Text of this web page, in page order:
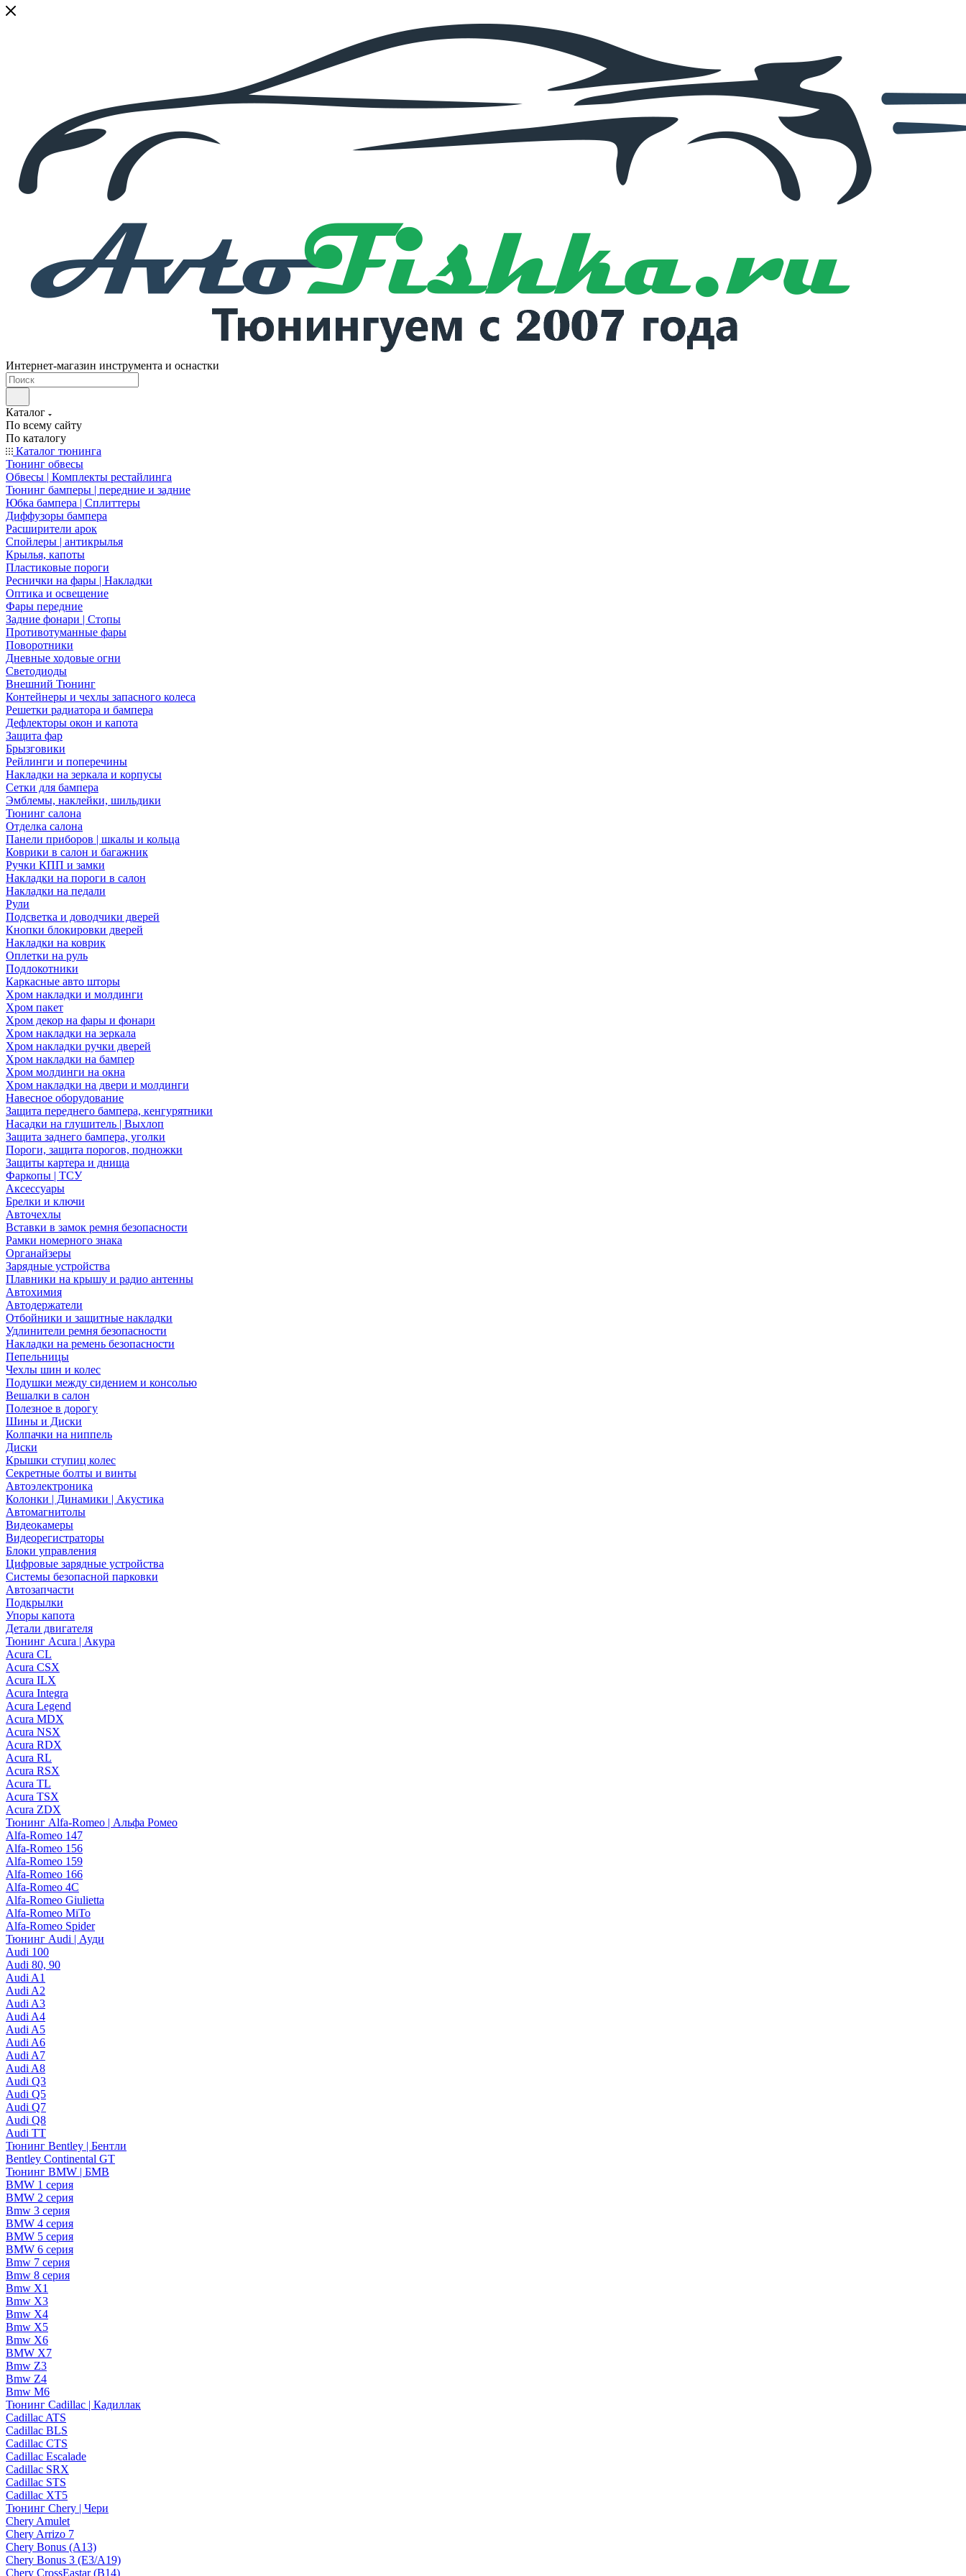
Интернет-магазин инструмента и оснастки
Каталог
По всему сайту
По каталогу
Каталог тюнинга
Тюнинг обвесы
Обвесы | Комплекты рестайлинга
Тюнинг бамперы | передние и задние
Юбка бампера | Сплиттеры
Диффузоры бампера
Расширители арок
Спойлеры | антикрылья
Крылья, капоты
Пластиковые пороги
Реснички на фары | Накладки
Оптика и освещение
Фары передние
Задние фонари | Стопы
Противотуманные фары
Поворотники
Дневные ходовые огни
Светодиоды
Внешний Тюнинг
Контейнеры и чехлы запасного колеса
Решетки радиатора и бампера
Дефлекторы окон и капота
Защита фар
Брызговики
Рейлинги и поперечины
Накладки на зеркала и корпусы
Сетки для бампера
Эмблемы, наклейки, шильдики
Тюнинг салона
Отделка салона
Панели приборов | шкалы и кольца
Коврики в салон и багажник
Ручки КПП и замки
Накладки на пороги в салон
Накладки на педали
Рули
Подсветка и доводчики дверей
Кнопки блокировки дверей
Накладки на коврик
Оплетки на руль
Подлокотники
Каркасные авто шторы
Хром накладки и молдинги
Хром пакет
Хром декор на фары и фонари
Хром накладки на зеркала
Хром накладки ручки дверей
Хром накладки на бампер
Хром молдинги на окна
Хром накладки на двери и молдинги
Навесное оборудование
Защита переднего бампера, кенгурятники
Насадки на глушитель | Выхлоп
Защита заднего бампера, уголки
Пороги, защита порогов, подножки
Защиты картера и днища
Фаркопы | ТСУ
Аксессуары
Брелки и ключи
Авточехлы
Вставки в замок ремня безопасности
Рамки номерного знака
Органайзеры
Зарядные устройства
Плавники на крышу и радио антенны
Автохимия
Автодержатели
Отбойники и защитные накладки
Удлинители ремня безопасности
Накладки на ремень безопасности
Пепельницы
Чехлы шин и колес
Подушки между сидением и консолью
Вешалки в салон
Полезное в дорогу
Шины и Диски
Колпачки на ниппель
Диски
Крышки ступиц колес
Секретные болты и винты
Автоэлектроника
Колонки | Динамики | Акустика
Автомагнитолы
Видеокамеры
Видеорегистраторы
Блоки управления
Цифровые зарядные устройства
Системы безопасной парковки
Автозапчасти
Подкрылки
Упоры капота
Детали двигателя
Тюнинг Acura | Акура
Acura CL
Acura CSX
Acura ILX
Acura Integra
Acura Legend
Acura MDX
Acura NSX
Acura RDX
Acura RL
Acura RSX
Acura TL
Acura TSX
Acura ZDX
Тюнинг Alfa-Romeo | Альфа Ромео
Alfa-Romeo 147
Alfa-Romeo 156
Alfa-Romeo 159
Alfa-Romeo 166
Alfa-Romeo 4C
Alfa-Romeo Giulietta
Alfa-Romeo MiTo
Alfa-Romeo Spider
Тюнинг Audi | Ауди
Audi 100
Audi 80, 90
Audi A1
Audi A2
Audi A3
Audi A4
Audi A5
Audi A6
Audi A7
Audi A8
Audi Q3
Audi Q5
Audi Q7
Audi Q8
Audi TT
Тюнинг Bentley | Бентли
Bentley Continental GT
Тюнинг BMW | БМВ
BMW 1 серия
BMW 2 серия
Bmw 3 серия
BMW 4 серия
BMW 5 серия
BMW 6 серия
Bmw 7 серия
Bmw 8 серия
Bmw X1
Bmw X3
Bmw X4
Bmw X5
Bmw X6
BMW X7
Bmw Z3
Bmw Z4
Bmw М6
Тюнинг Cadillac | Кадиллак
Cadillac ATS
Cadillac BLS
Cadillac CTS
Cadillac Escalade
Cadillac SRX
Cadillac STS
Cadillac XT5
Тюнинг Chery | Чери
Chery Amulet
Chery Arrizo 7
Chery Bonus (A13)
Chery Bonus 3 (E3/A19)
Chery CrossEastar (B14)